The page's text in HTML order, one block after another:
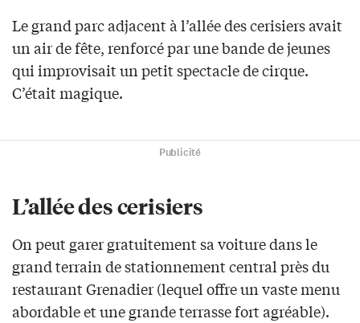
Le grand parc adjacent à l’allée des cerisiers avait
un air de fête, renforcé par une bande de jeunes
qui improvisait un petit spectacle de cirque.
C’était magique.
Publicité
L’allée des cerisiers
On peut garer gratuitement sa voiture dans le
grand terrain de stationnement central près du
restaurant Grenadier (lequel offre un vaste menu
abordable et une grande terrasse fort agréable).